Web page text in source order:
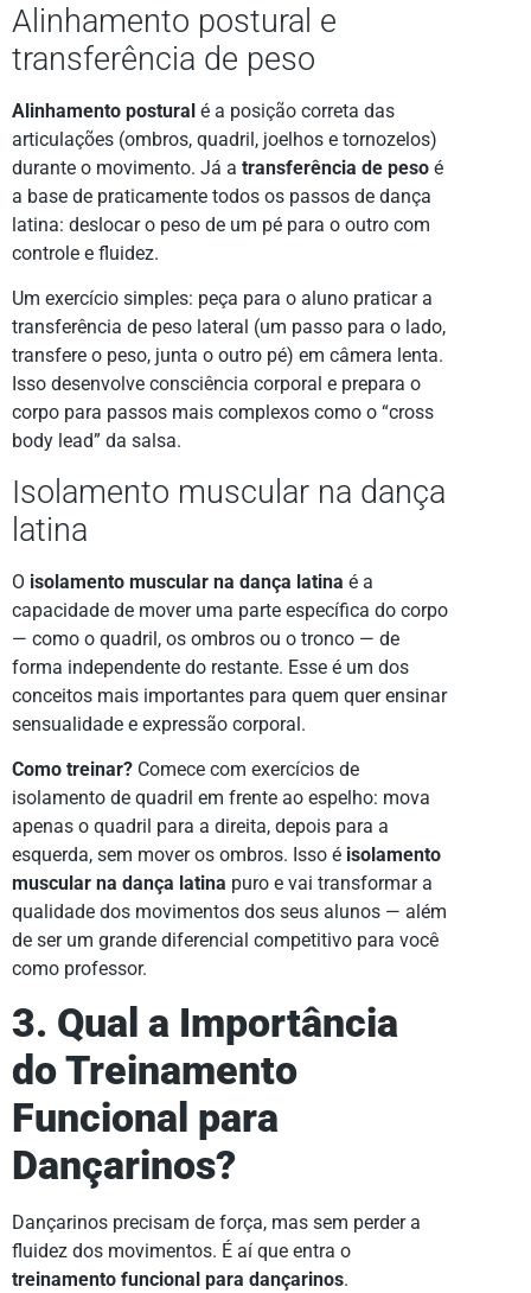
Alinhamento postural e
transferência de peso
Alinhamento postural é a posição correta das
articulações (ombros, quadril, joelhos e tornozelos)
durante o movimento. Já a transferência de peso é
a base de praticamente todos os passos de dança
latina: deslocar o peso de um pé para o outro com
controle e fluidez.
Um exercício simples: peça para o aluno praticar a
transferência de peso lateral (um passo para o lado,
transfere o peso, junta o outro pé) em câmera lenta.
Isso desenvolve consciência corporal e prepara o
corpo para passos mais complexos como o “cross
body lead” da salsa.
Isolamento muscular na dança
latina
O isolamento muscular na dança latina é a
capacidade de mover uma parte específica do corpo
— como o quadril, os ombros ou o tronco — de
forma independente do restante. Esse é um dos
conceitos mais importantes para quem quer ensinar
sensualidade e expressão corporal.
Como treinar? Comece com exercícios de
isolamento de quadril em frente ao espelho: mova
apenas o quadril para a direita, depois para a
esquerda, sem mover os ombros. Isso é isolamento
muscular na dança latina puro e vai transformar a
qualidade dos movimentos dos seus alunos — além
de ser um grande diferencial competitivo para você
como professor.
3. Qual a Importância
do Treinamento
Funcional para
Dançarinos?
Dançarinos precisam de força, mas sem perder a
fluidez dos movimentos. É aí que entra o
treinamento funcional para dançarinos.